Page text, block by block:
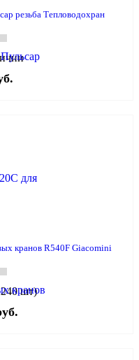
резьба Тепловодохран
кранов R540F Giacomini
шт)